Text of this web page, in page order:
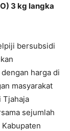
3 kg langka
bersubsidi
harga di
masyarakat
Tjahaja
sejumlah